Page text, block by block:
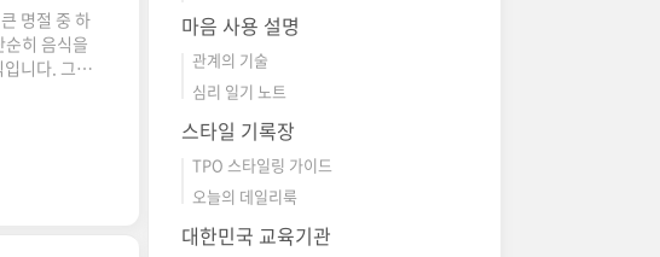
명절 중 하
히 음식을
입니다. 그렇
’의 원리와
포·나물) –
마음 사용 설명
관계의 기술
심리 일기 노트
스타일 기록장
TPO 스타일링 가이드
오늘의 데일리룩
대한민국 교육기관